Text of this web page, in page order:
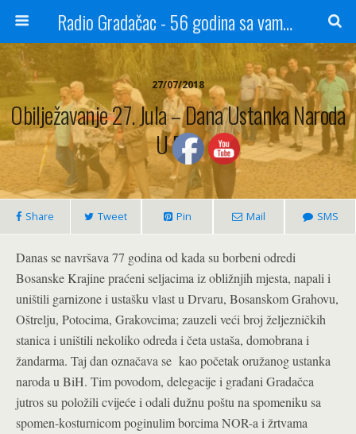
Radio Gradačac - 56 godina sa vama...
27/07/2018
Obilježavanje 27. Jula – Dana Ustanka Naroda
U BiH
Share Tweet Pin Mail SMS
Danas se navršava 77 godina od kada su borbeni odredi
Bosanske Krajine praćeni seljacima iz obližnjih mjesta, napali i
uništili garnizone i ustašku vlast u Drvaru, Bosanskom Grahovu,
Oštrelju, Potocima, Grakovcima; zauzeli veći broj željezničkih
stanica i uništili nekoliko odreda i četa ustaša, domobrana i
žandarma. Taj dan označava se kao početak oružanog ustanka
naroda u BiH. Tim povodom, delegacije i građani Gradačca
jutros su položili cvijeće i odali dužnu poštu na spomeniku sa
spomen-kosturnicom poginulim borcima NOR-a i žrtvama